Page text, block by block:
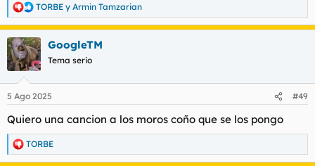
R
e
a
c
c
i
e
:
TORBE y Armin Tamzarian
GoogleTM
Tema serio
5 Ago 2025 #49
Quiero una cancion a los moros coño que se los pongo
R
e
TORBE